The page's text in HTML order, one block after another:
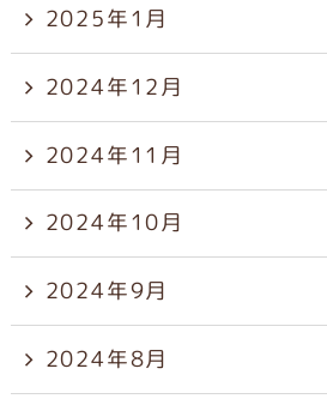
2025年1月
2024年12月
2024年11月
2024年10月
2024年9月
2024年8月